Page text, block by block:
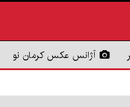
آژانس عکس کرمان نو